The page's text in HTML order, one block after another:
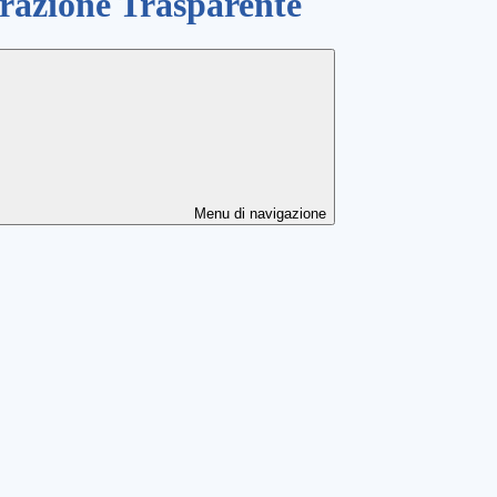
Menu di navigazione